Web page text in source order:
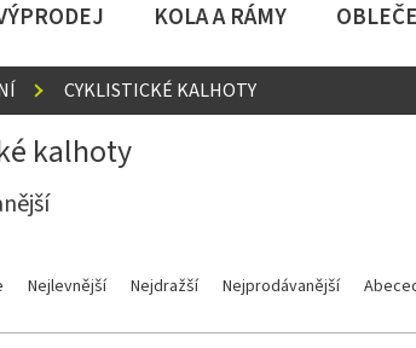
KOLA A RÁMY
CYKLISTICKÉ KALHOTY
kalhoty
Nejlevnější Nejdražší Nejprodávanější